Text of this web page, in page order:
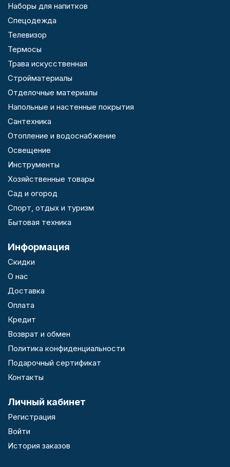
Наборы для напитков
Спецодежда
Телевизор
Термосы
Трава искусственная
Стройматериалы
Отделочные материалы
Напольные и настенные покрытия
Сантехника
Отопление и водоснабжение
Освещение
Инструменты
Хозяйственные товары
Сад и огород
Спорт, отдых и туризм
Бытовая техника
Информация
Скидки
О нас
Доставка
Оплата
Кредит
Возврат и обмен
Политика конфиденциальности
Подарочный сертификат
Контакты
Личный кабинет
Регистрация
Войти
История заказов